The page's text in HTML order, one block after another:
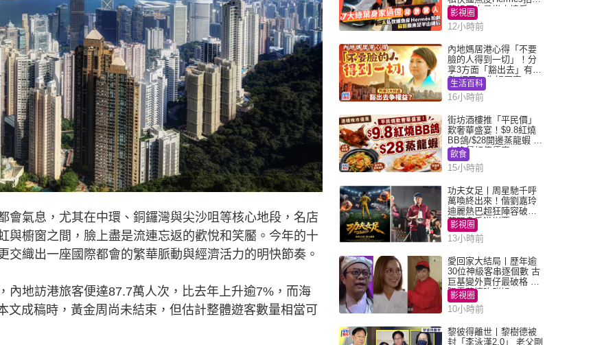
會氣息，尤其在中環、銅鑼灣與尖沙咀等核心地段，名店
與櫥窗之間，臉上盡是流連忘返的歡悅和笑靨。今年的十
織出一座國際都會的繁華脈動與經濟活力的明快節奏。
地訪港旅客便達87.7萬人次，比去年上升逾7%，而海
成稿時，黃金周尚未結束，但估計整體遊客數量相當可
蘇姐原來是半山樓后
影視圈
12小時前
內地媽居港心得「不要
臉的人得到一切」！分
享3方面「豁出去」有著
數 網民：你好厲害
生活百科
16小時前
街坊酒樓推「平民價」
歎奢華盛宴！$9.8紅燒
BB鴿/$28開邊蒸龍蝦 3
大晚餐超值優惠
飲食
15小時前
功夫女足丨周星馳千呼
萬喚終出來！偕劉嘉玲
迪麗熱巴超狂陣容破天
荒現身香港謝票
影視圈
13小時前
愛回家大結局丨歷年逾
30位神級客串逐個數 古
巨基變外賣仔最破格 歐
陽震華情陷群姐
影視圈
10小時前
黎彼得離世丨黎樹德被
封「李泳漢2.0」 老父剛